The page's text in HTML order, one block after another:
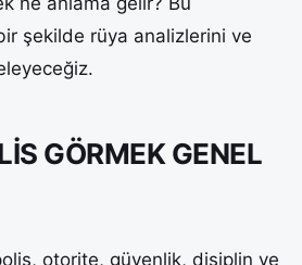
şekilde rüya analizlerini ve
GÖRMEK GENEL
otorite, güvenlik, disiplin ve